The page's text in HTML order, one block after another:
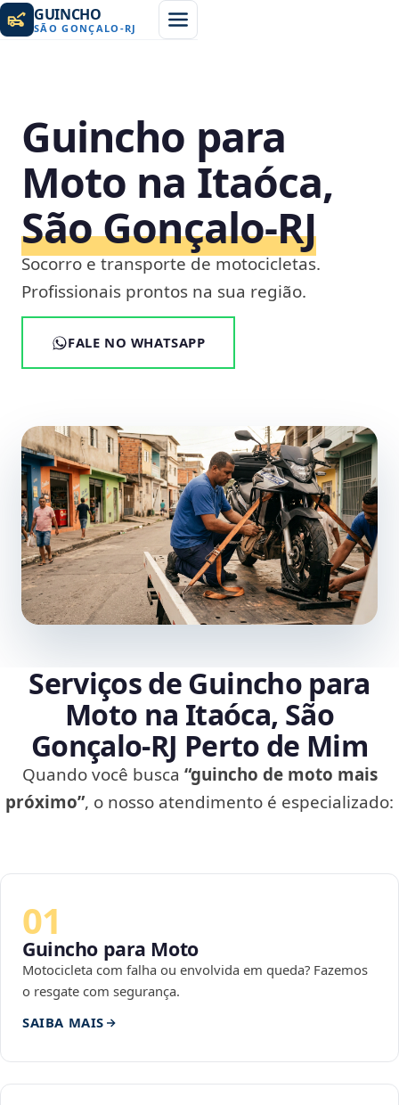
GUINCHO
SÃO GONÇALO -RJ
Guincho para
Moto na Itaóca,
São Gonçalo‑RJ
Socorro e transporte de motocicletas.
Profissionais prontos na sua região.
FALE NO WHATSAPP
Serviços de Guincho para
Moto na Itaóca, São
Gonçalo‑RJ Perto de Mim
Quando você busca “guincho de moto mais
próximo”, o nosso atendimento é especializado:
01
Guincho para Moto
Motocicleta com falha ou envolvida em queda? Fazemos
o resgate com segurança.
SAIBA MAIS